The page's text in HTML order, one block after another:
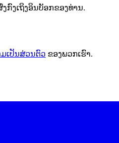
ກົງເຖິງອິນບັອກຂອງທ່ານ.
ເປັນສ່ວນຕົວ ຂອງພວກເຮົາ.